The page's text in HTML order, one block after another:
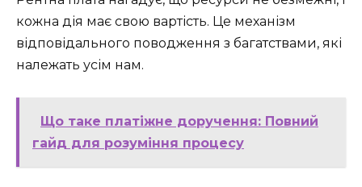
кожна дія має свою вартість. Це механізм
відповідального поводження з багатствами, які
належать усім нам.
Що таке платіжне доручення: Повний
гайд для розуміння процесу